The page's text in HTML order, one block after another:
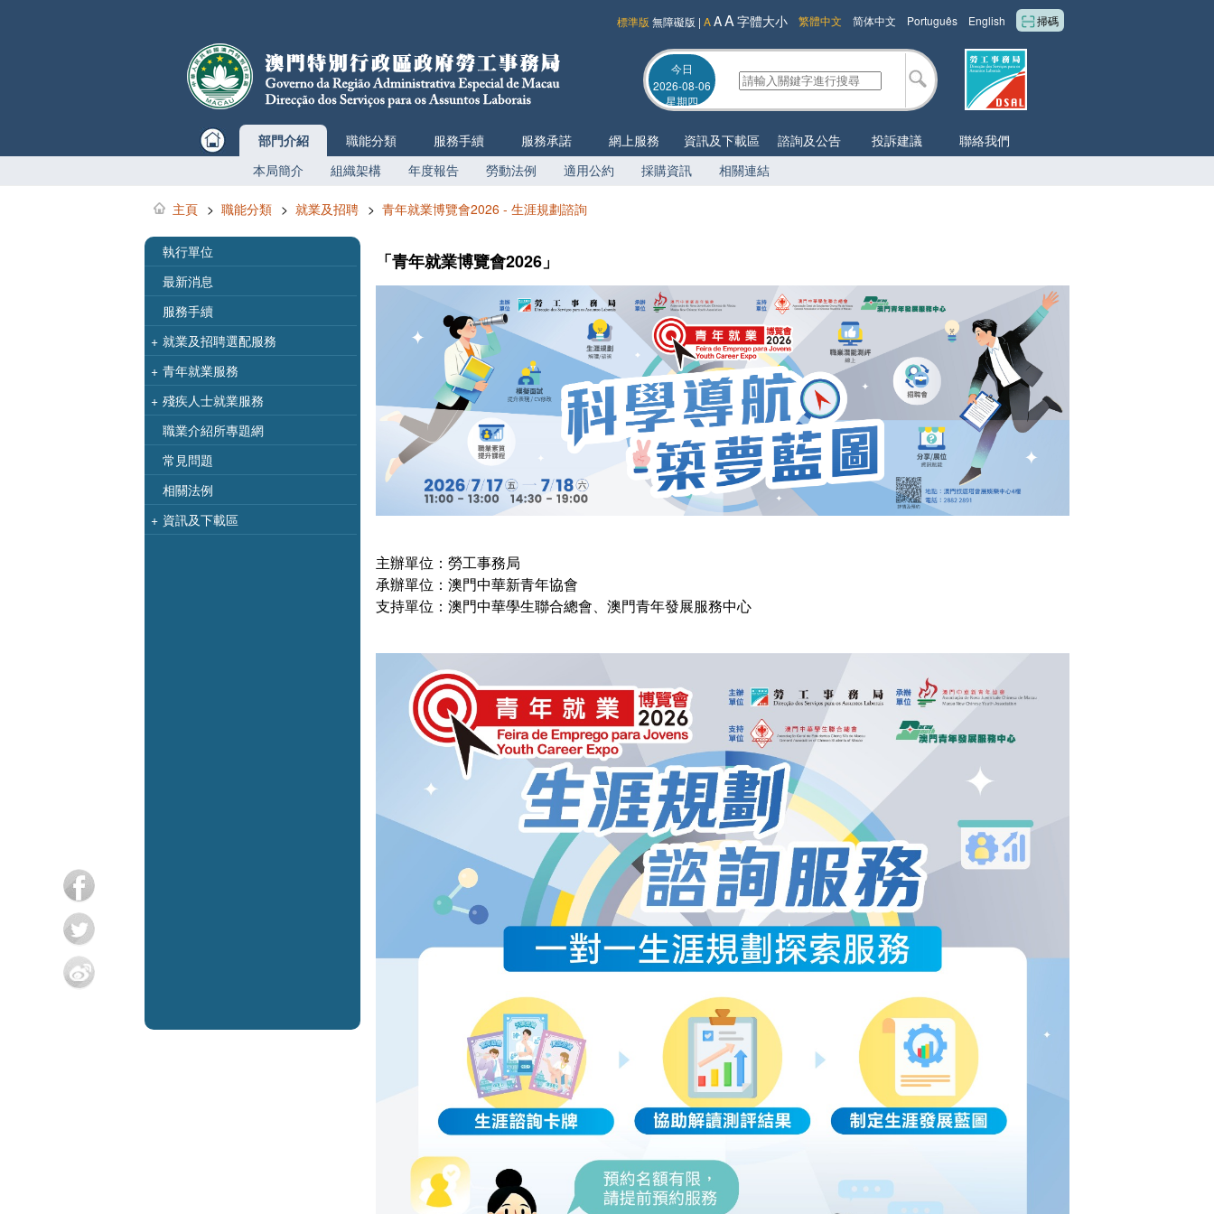
掃碼
English
Português
简体中文
繁體中文
標準版 無障礙版 | AAA字體大小
今日
2026-08-06
星期四
部門介紹
本局簡介
組織架構 年度報告 勞動法例 適用公約 採購資訊 相關連結
職能分類 服務手續 服務承諾 網上服務 資訊及下載區 諮詢及公告 投訴建議 聯絡我們
主頁 > 職能分類 > 就業及招聘 > 青年就業博覽會2026 - 生涯規劃諮詢
執行單位
最新消息
服務手續
+ 就業及招聘選配服務
+ 青年就業服務
+ 殘疾人士就業服務
職業介紹所專題網
常見問題
相關法例
+ 資訊及下載區
「青年就業博覽會2026」
主辦單位：勞工事務局
承辦單位：澳門中華新青年協會
支持單位：澳門中華學生聯合總會、澳門青年發展服務中心